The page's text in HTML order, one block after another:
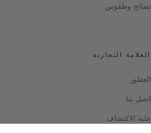
نصائح وطقوس
العلامة التجارية
العطور
اتصل بنا
علبة الاكتشاف